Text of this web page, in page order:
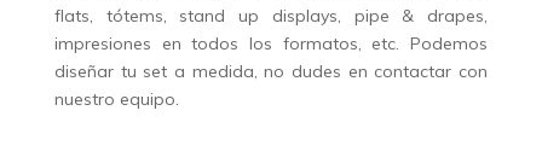
flats, tótems, stand up displays, pipe & drapes,
impresiones en todos los formatos, etc. Podemos
diseñar tu set a medida, no dudes en contactar con
nuestro equipo.